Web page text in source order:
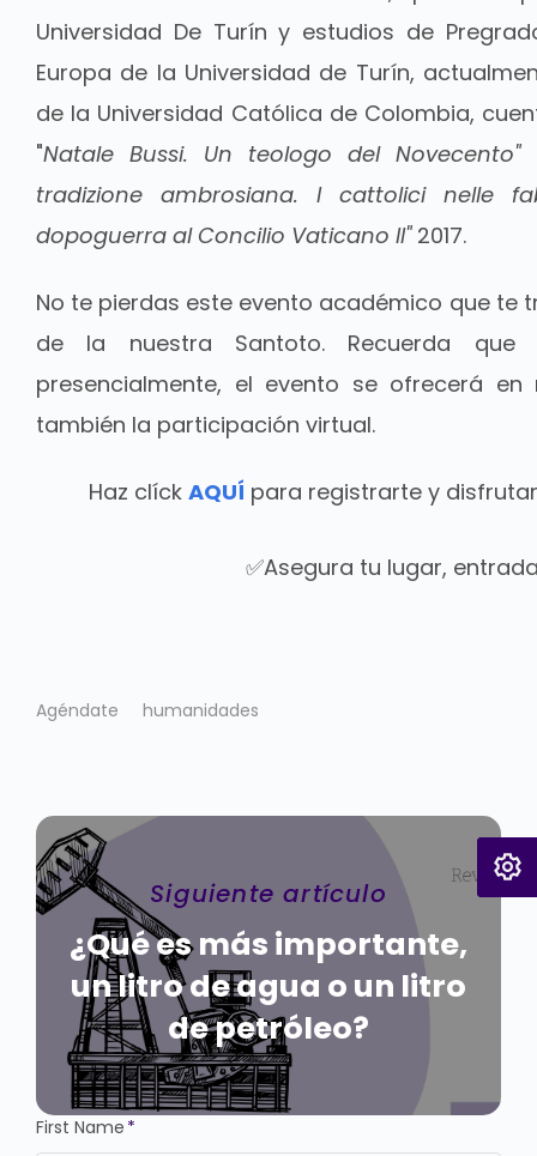
Universidad De Turín y estudios de
Europa de la Universidad de Turín,
de la Universidad Católica de Colombia,
"Natale Bussi. Un teologo del Novecento"
tradizione ambrosiana. I cattolici nelle
dopoguerra al Concilio Vaticano II"2017.
No te pierdas este evento académico que te
de la nuestra Santoto. Recuerda que
presencialmente, el evento se ofrecerá
también la participación virtual.
Haz clíck AQUÍ para registrarte y
✅Asegura tu lugar,
Agéndate humanidades
Siguiente artículo
¿Qué es más importante,
un litro de agua o un litro
de petróleo?
First Name *